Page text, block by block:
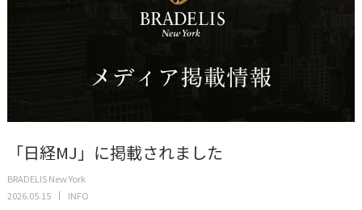
「日経MJ」に掲載されました
BRADELIS New York
2026.05.15
INFO